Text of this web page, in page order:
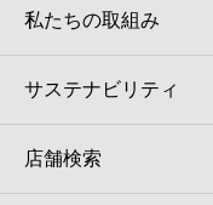
私たちの取組み
サステナビリティ
店舗検索